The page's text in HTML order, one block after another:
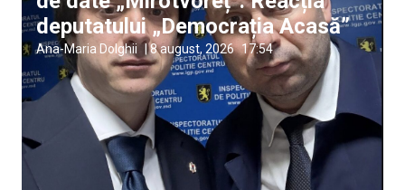
deputatului „Democrația Acasă”
Ana-Maria Dolghii | 8 august, 2026 17:54